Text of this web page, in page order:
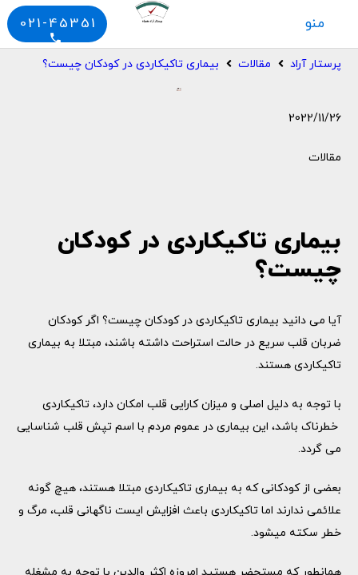
منو 021-45351
phone
پرستار آراد مقالات بیماری تاکیکاردی در کودکان چیست؟
2022/11/26
مقالات
بیماری تاکیکاردی در کودکان
چیست؟
آیا می دانید بیماری تاکیکاردی در کودکان چیست؟ اگر کودکان
ضربان قلب سریع در حالت استراحت داشته باشند، مبتلا به بیماری
تاکیکاردی هستند.
با توجه به دلیل اصلی و میزان کارایی قلب امکان دارد، تاکیکاردی
خطرناک باشد، این بیماری در عموم مردم با اسم تپش قلب شناسایی
می گردد.
بعضی از کودکانی که به بیماری تاکیکاردی مبتلا هستند، هیچ گونه
علائمی ندارند اما تاکیکاردی باعث افزایش ایست ناگهانی قلب، مرگ و
خطر سکته میشود.